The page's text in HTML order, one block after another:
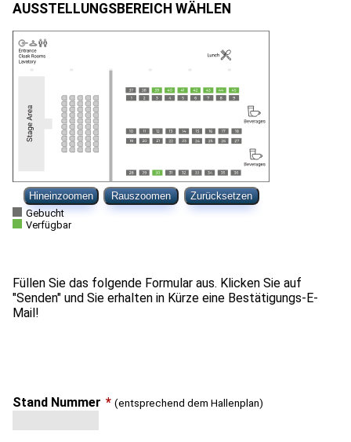
AUSSTELLUNGSBEREICH WÄHLEN
Hineinzoomen Rauszoomen
Zurücksetzen
Gebucht
Verfügbar
Füllen Sie das folgende Formular aus. Klicken Sie auf
"Senden" und Sie erhalten in Kürze eine Bestätigungs-E-
Stand Nummer * (entsprechend dem Hallenplan)